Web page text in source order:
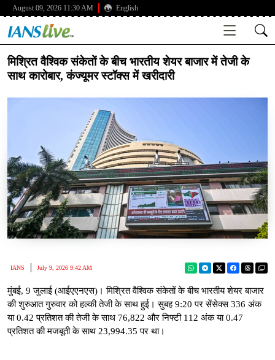
August 09, 2026 11:30 AM English
मिश्रित वैश्विक संकेतों के बीच भारतीय शेयर बाजार में तेजी के
साथ कारोबार, कंज्यूमर स्टॉक्स में खरीदारी
IANS July 9, 2026 9:42 AM
मुंबई, 9 जुलाई (आईएएनएस)। मिश्रित वैश्विक संकेतों के बीच भारतीय शेयर बाजार
की शुरुआत गुरुवार को हल्की तेजी के साथ हुई। सुबह 9:20 पर सेंसेक्स 336 अंक
या 0.42 प्रतिशत की तेजी के साथ 76,822 और निफ्टी 112 अंक या 0.47
प्रतिशत की मजबूती के साथ 23,994.35 पर था।